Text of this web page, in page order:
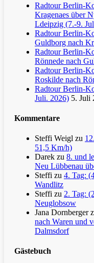
Radtour Berlin-
Kragenaes über
Ldeipzig (7.-9.
Radtour Berlin-
Guldborg nach
Radtour Berlin-
Rönnede nach
Radtour Berlin-
Roskilde nach
Radtour Berlin-
Juli. 2026) 5. Juli
Kommentare
Steffi Weigl zu
51,5 Km/h)
Darek zu 8. und
Neu Lübbenau
Steffi zu 4. Tag:
Wandlitz
Steffi zu 2. Tag:
Neuglobsow
Jana Dornberger
nach Waren und
Dalmsdorf
Gästebuch